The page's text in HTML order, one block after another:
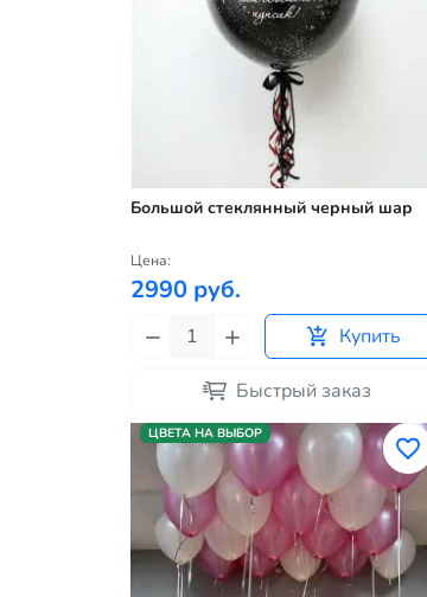
Большой стеклянный черный шар
Цена:
2990 руб.
Купить
Быстрый заказ
ЦВЕТА НА ВЫБОР